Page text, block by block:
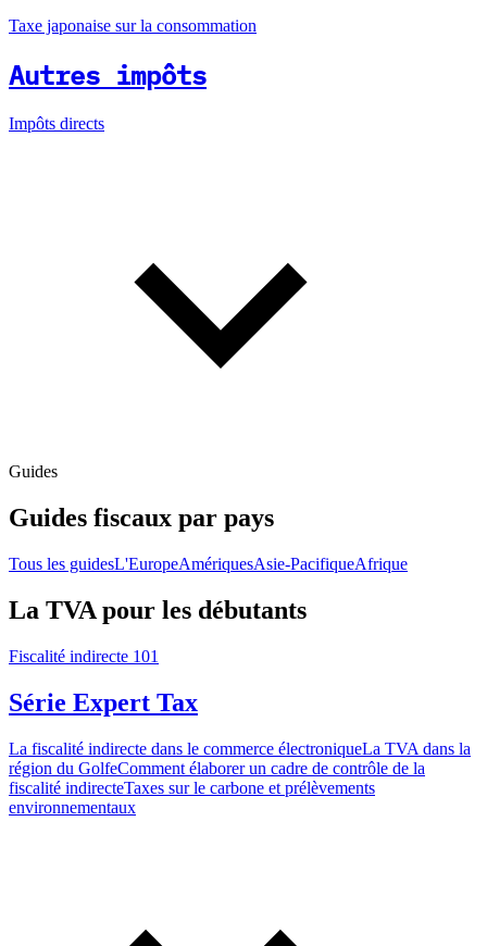
Taxe japonaise sur la consommation
Autres impôts
Impôts directs
Guides
Guides fiscaux par pays
Tous les guidesL'EuropeAmériquesAsie-PacifiqueAfrique
La TVA pour les débutants
Fiscalité indirecte 101
Série Expert Tax
La fiscalité indirecte dans le commerce électroniqueLa TVA dans la
région du GolfeComment élaborer un cadre de contrôle de la
fiscalité indirecteTaxes sur le carbone et prélèvements
environnementaux